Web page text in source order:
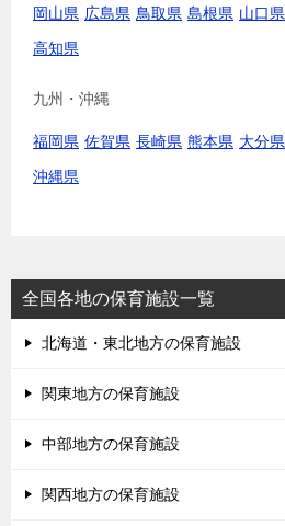
岡山県 広島県 鳥取県 島根県 山口県
高知県
九州・沖縄
福岡県 佐賀県 長崎県 熊本県 大分県
沖縄県
全国各地の保育施設一覧
北海道・東北地方の保育施設
関東地方の保育施設
中部地方の保育施設
関西地方の保育施設